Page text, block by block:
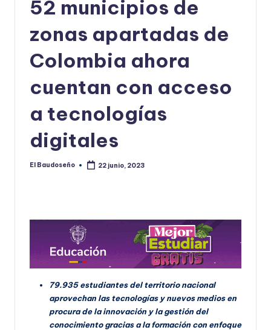
52 municipios de
zonas apartadas de
Colombia ahora
cuentan con acceso
a tecnologías
digitales
Publicado
El Baudoseño 22 junio, 2023
79.935 estudiantes del territorio nacional
aprovechan las tecnologías y nuevos medios en
procura de la innovación y la gestión del
conocimiento gracias a la formación con enfoque